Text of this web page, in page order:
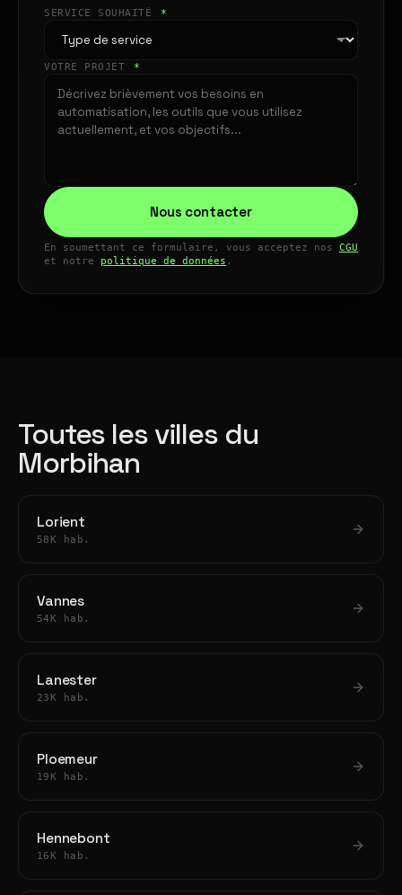
SERVICE SOUHAITÉ *
VOTRE PROJET *
Nous contacter
En soumettant ce formulaire, vous acceptez nos CGU
et notre politique de données .
Toutes les villes du
Morbihan
Lorient
58K hab.
Vannes
54K hab.
Lanester
23K hab.
Ploemeur
19K hab.
Hennebont
16K hab.